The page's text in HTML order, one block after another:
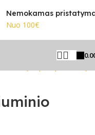
Nemokamas
Nuo 100€